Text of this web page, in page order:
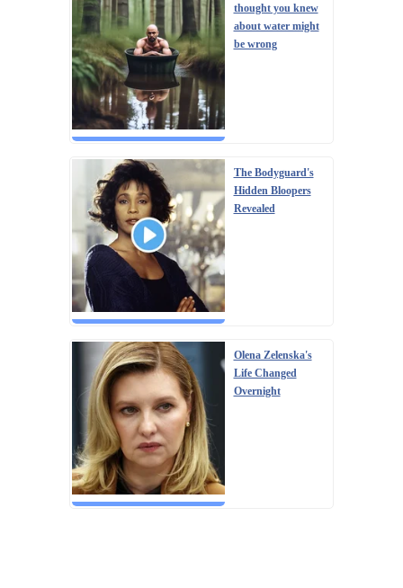
thought you knew
about water might
be wrong
The Bodyguard's
Hidden Bloopers
Revealed
Olena Zelenska's
Life Changed
Overnight